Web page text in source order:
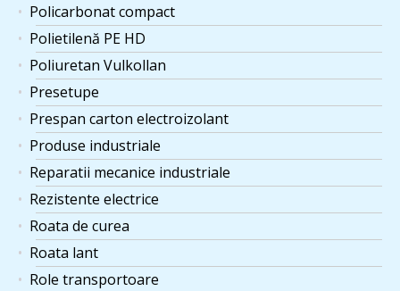
Policarbonat compact
Polietilenă PE HD
Poliuretan Vulkollan
Presetupe
Prespan carton electroizolant
Produse industriale
Reparatii mecanice industriale
Rezistente electrice
Roata de curea
Roata lant
Role transportoare